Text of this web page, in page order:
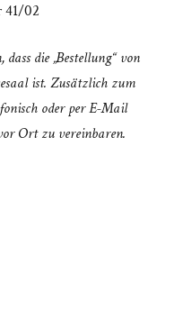
41/02
die „Bestellung“ von
ist. Zusätzlich zum
oder per E-Mail
Ort zu vereinbaren.